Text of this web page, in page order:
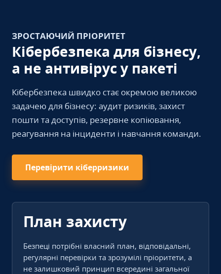
ЗРОСТАЮЧИЙ ПРІОРИТЕТ
Кібербезпека для бізнесу,
а не антивірус у пакеті
Кібербезпека швидко стає окремою великою
задачею для бізнесу: аудит ризиків, захист
пошти та доступів, резервне копіювання,
реагування на інциденти і навчання команди.
Перевірити кіберризики
План захисту
Безпеці потрібні власний план, відповідальні,
регулярні перевірки та зрозумілі пріоритети, а
не залишковий принцип всередині загальної